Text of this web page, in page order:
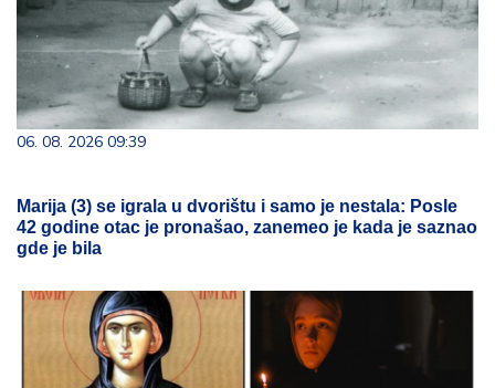
06. 08. 2026 09:39
Marija (3) se igrala u dvorištu i samo je nestala: Posle
42 godine otac je pronašao, zanemeo je kada je saznao
gde je bila